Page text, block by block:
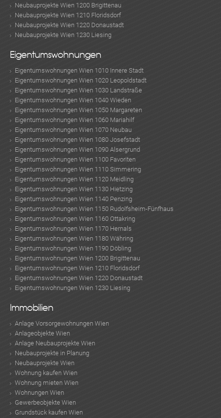
Neubauprojekte Wien 1200 Brigittenau
Neubauprojekte Wien 1210 Floridsdorf
Neubauprojekte Wien 1220 Donaustadt
Neubauprojekte Wien 1230 Liesing
Eigentumswohnungen
Eigentumswohnungen Wien 1010 Innere Stadt
Eigentumswohnungen Wien 1020 Leopoldstadt
Eigentumswohnungen Wien 1030 Landstraße
Eigentumswohnungen Wien 1040 Wieden
Eigentumswohnungen Wien 1050 Margareten
Eigentumswohnungen Wien 1060 Mariahilf
Eigentumswohnungen Wien 1070 Neubau
Eigentumswohnungen Wien 1080 Josefstadt
Eigentumswohnungen Wien 1090 Alsergrund
Eigentumswohnungen Wien 1100 Favoriten
Eigentumswohnungen Wien 1110 Simmering
Eigentumswohnungen Wien 1120 Meidling
Eigentumswohnungen Wien 1130 Hietzing
Eigentumswohnungen Wien 1140 Penzing
Eigentumswohnungen Wien 1150 Rudolfsheim-Fünfhaus
Eigentumswohnungen Wien 1160 Ottakring
Eigentumswohnungen Wien 1170 Hernals
Eigentumswohnungen Wien 1180 Währing
Eigentumswohnungen Wien 1190 Döbling
Eigentumswohnungen Wien 1200 Brigittenau
Eigentumswohnungen Wien 1210 Floridsdorf
Eigentumswohnungen Wien 1220 Donaustadt
Eigentumswohnungen Wien 1230 Liesing
Immobilien
Anlage Vorsorgewohnungen Wien
Anlageobjekte Wien
Anlage Neubauprojekte Wien
Neubauprojekte in Planung
Neubauprojekte Wien
Wohnung kaufen Wien
Wohnung mieten Wien
Wohnungen Wien
Gewerbeobjekte Wien
Grundstück kaufen Wien